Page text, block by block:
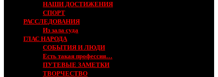
НАШИ ДОСТИЖЕНИЯ
СПОРТ
РАССЛЕДОВАНИЯ
Из зала суда
ГЛАС НАРОДА
СОБЫТИЯ И ЛЮДИ
Есть такая профессия…
ПУТЕВЫЕ ЗАМЕТКИ
ТВОРЧЕСТВО